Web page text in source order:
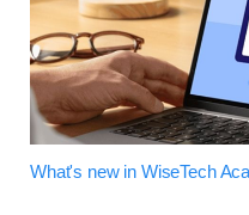
What's new in WiseTech